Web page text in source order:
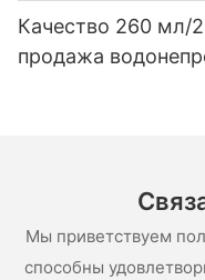
Качество 260 мл/
продажа
Мы приветствуем
способны